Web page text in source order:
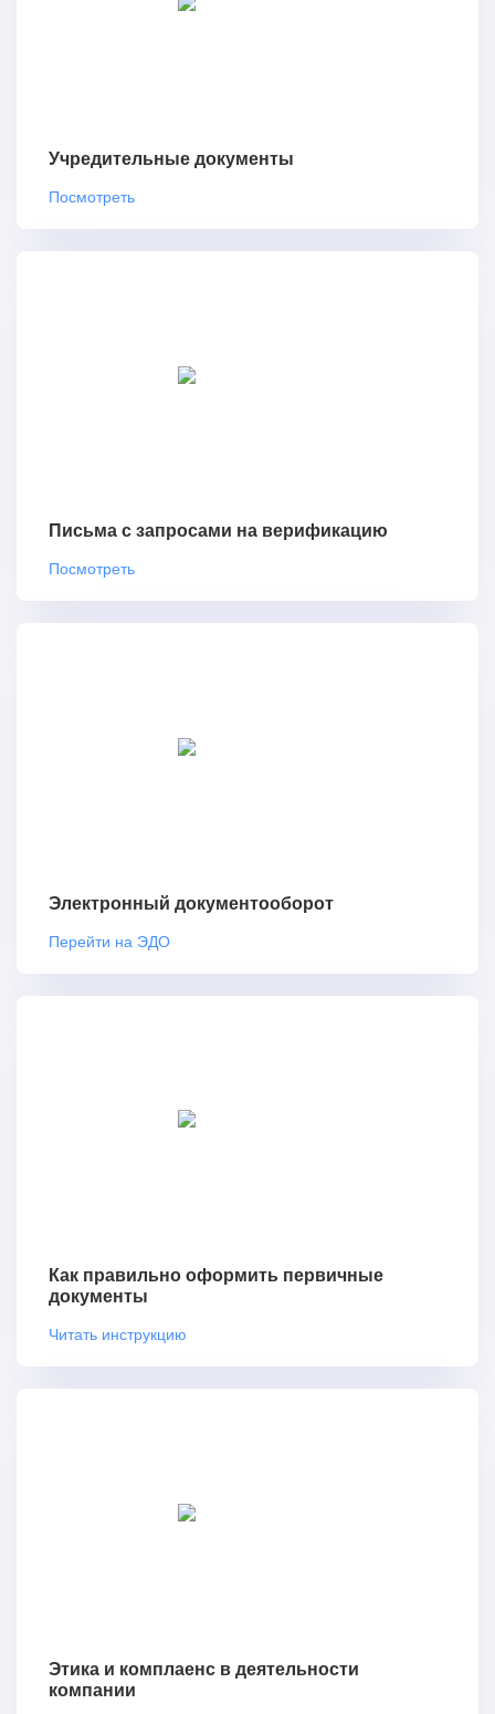
Учредительные документы
Посмотреть
Письма с запросами на верификацию
Посмотреть
Электронный документооборот
Перейти на ЭДО
Как правильно оформить первичные
документы
Читать инструкцию
Этика и комплаенс в деятельности
компании